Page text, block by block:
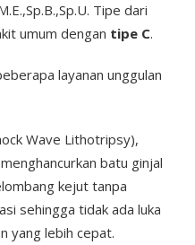
Tipe dari
umum dengan tipe C.
layanan unggulan
Wave Lithotripsy),
batu ginjal
kejut tanpa
sehingga tidak ada luka
yang lebih cepat.